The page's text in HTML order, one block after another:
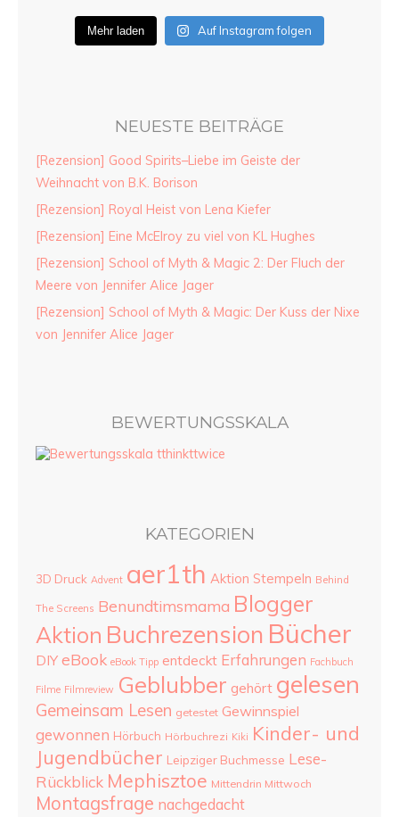
Mehr laden Auf Instagram folgen
NEUESTE BEITRÄGE
[Rezension] Good Spirits–Liebe im Geiste der
Weihnacht von B.K. Borison
[Rezension] Royal Heist von Lena Kiefer
[Rezension] Eine McElroy zu viel von KL Hughes
[Rezension] School of Myth & Magic 2: Der Fluch der
Meere von Jennifer Alice Jager
[Rezension] School of Myth & Magic: Der Kuss der Nixe
von Jennifer Alice Jager
BEWERTUNGSSKALA
KATEGORIEN
3D Druck Advent aer1th Aktion Stempeln Behind
The Screens Benundtimsmama Blogger
Aktion Buchrezension Bücher
DIY eBook eBook Tipp entdeckt Erfahrungen Fachbuch
Filme Filmreview Geblubber gehört gelesen
Gemeinsam Lesen getestet Gewinnspiel
gewonnen Hörbuch Hörbuchrezi Kiki Kinder- und
Jugendbücher Leipziger Buchmesse Lese-
Rückblick Mephisztoe Mittendrin Mittwoch
Montagsfrage nachgedacht